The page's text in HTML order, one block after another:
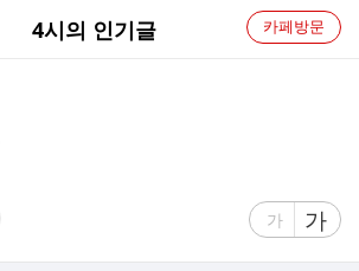
4시의 인기글 카페방문
글
가
글
자
가